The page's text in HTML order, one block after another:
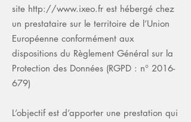
site http://www.ixeo.fr est hébergé chez
un prestataire sur le territoire de l’Union
Européenne conformément aux
dispositions du Règlement Général sur la
Protection des Données (RGPD : n° 2016-
679)
L’objectif est d’apporter une prestation qui